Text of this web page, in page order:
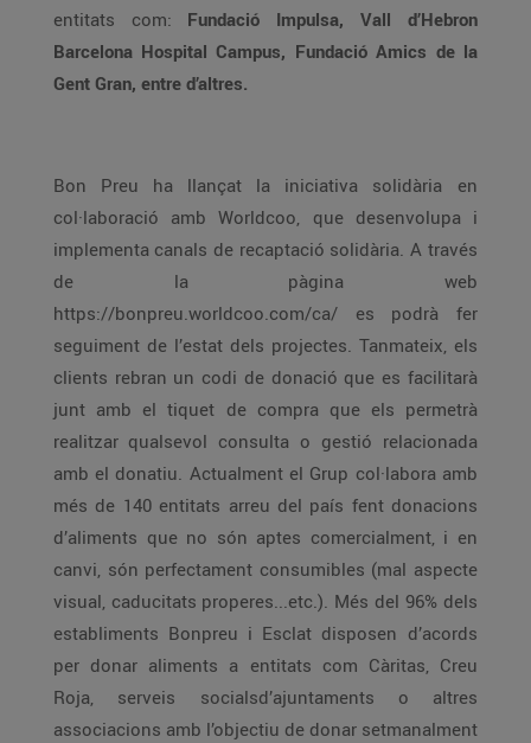
entitats com: Fundació Impulsa, Vall d’Hebron
Barcelona Hospital Campus, Fundació Amics de la
Gent Gran, entre d’altres.
Bon Preu ha llançat la iniciativa solidària en
col·laboració amb Worldcoo, que desenvolupa i
implementa canals de recaptació solidària. A través
de la pàgina web
https://bonpreu.worldcoo.com/ca/ es podrà fer
seguiment de l’estat dels projectes. Tanmateix, els
clients rebran un codi de donació que es facilitarà
junt amb el tiquet de compra que els permetrà
realitzar qualsevol consulta o gestió relacionada
amb el donatiu. Actualment el Grup col·labora amb
més de 140 entitats arreu del país fent donacions
d’aliments que no són aptes comercialment, i en
canvi, són perfectament consumibles (mal aspecte
visual, caducitats properes...etc.). Més del 96% dels
establiments Bonpreu i Esclat disposen d’acords
per donar aliments a entitats com Càritas, Creu
Roja, serveis socialsd’ajuntaments o altres
associacions amb l’objectiu de donar setmanalment